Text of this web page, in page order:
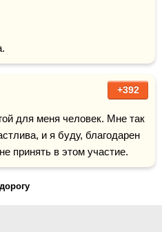
+392
для меня человек. Мне так
и я буду, благодарен